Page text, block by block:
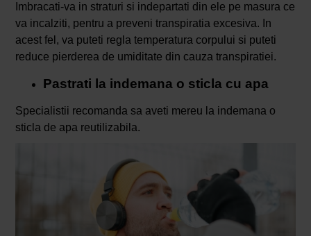
Imbracati-va in straturi si indepartati din ele pe masura ce
va incalziti, pentru a preveni transpiratia excesiva. In
acest fel, va puteti regla temperatura corpului si puteti
reduce pierderea de umiditate din cauza transpiratiei.
Pastrati la indemana o sticla cu apa
Specialistii recomanda sa aveti mereu la indemana o
sticla de apa reutilizabila.